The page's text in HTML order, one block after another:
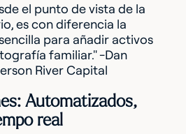
el punto de vista de la
es con diferencia la
para añadir activos
familiar." -Dan
River Capital
Automatizados,
real